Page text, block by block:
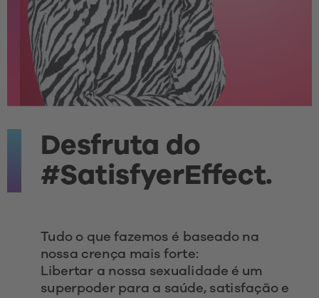
Desfruta do
#SatisfyerEffect.
Tudo o que fazemos é baseado na
nossa crença mais forte:
Libertar a nossa sexualidade é um
superpoder para a saúde, satisfação e